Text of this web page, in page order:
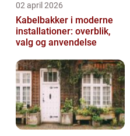
02 april 2026
Kabelbakker i moderne
installationer: overblik,
valg og anvendelse